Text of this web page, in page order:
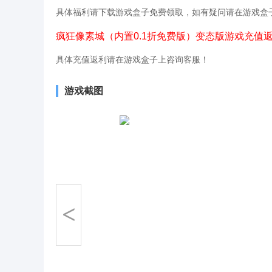
具体福利请下载游戏盒子免费领取，如有疑问请在游戏盒
疯狂像素城（内置0.1折免费版）变态版游戏充值
具体充值返利请在游戏盒子上咨询客服！
游戏截图
<